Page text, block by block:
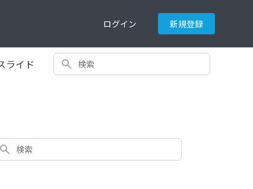
ログイン 新規登録
ライド 検索